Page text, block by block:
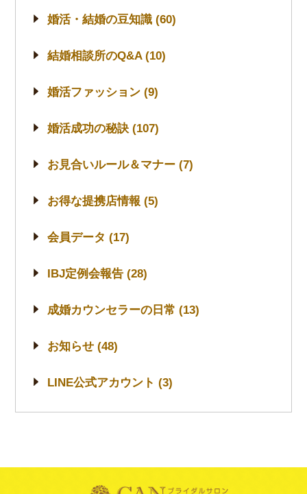
婚活・結婚の豆知識 (60)
結婚相談所のQ&A (10)
婚活ファッション (9)
婚活成功の秘訣 (107)
お見合いルール＆マナー (7)
お得な提携店情報 (5)
会員データ (17)
IBJ定例会報告 (28)
成婚カウンセラーの日常 (13)
お知らせ (48)
LINE公式アカウント (3)